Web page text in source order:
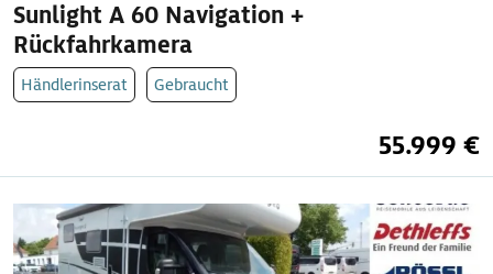
Sunlight A 60 Navigation +
Rückfahrkamera
Händlerinserat Gebraucht
55.999 €